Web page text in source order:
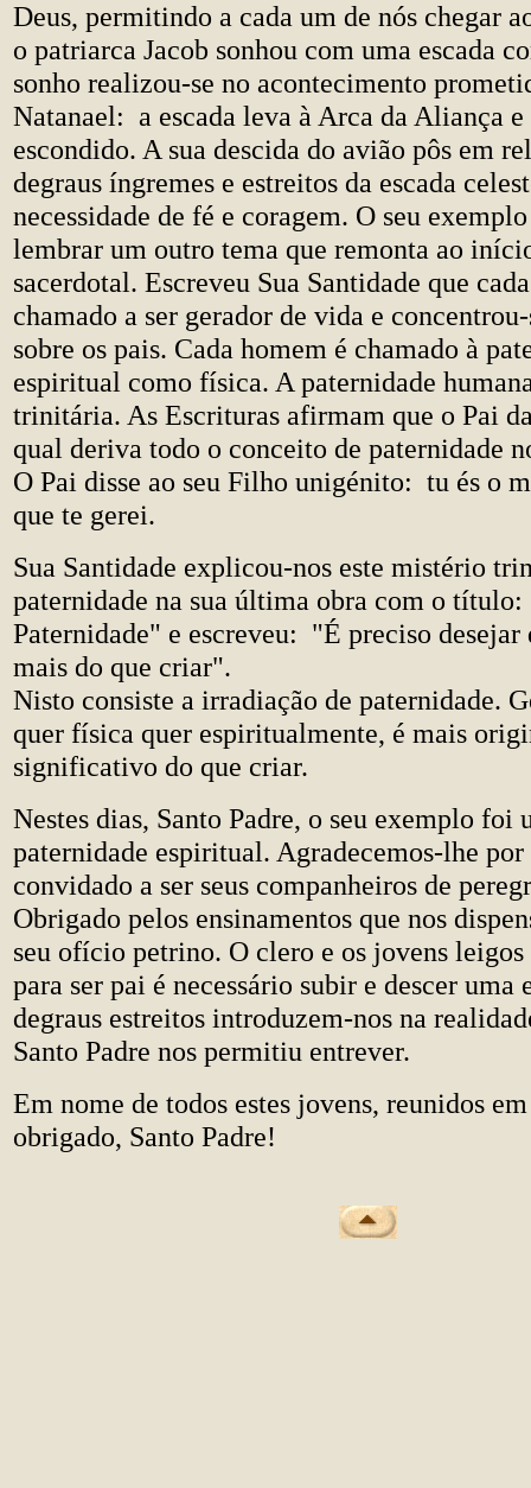
Deus, permitindo a cada um de nós chegar
o patriarca Jacob sonhou com uma escada
sonho realizou-se no acontecimento
Natanael: a escada leva à Arca da Aliança
escondido. A sua descida do avião pôs em
degraus íngremes e estreitos da escada
necessidade de fé e coragem. O seu
lembrar um outro tema que remonta ao
sacerdotal. Escreveu Sua Santidade que
chamado a ser gerador de vida e
sobre os pais. Cada homem é chamado à
espiritual como física. A paternidade
trinitária. As Escrituras afirmam que o Pai
qual deriva todo o conceito de paternidade
O Pai disse ao seu Filho unigénito: tu és o
que te gerei.
Sua Santidade explicou-nos este mistério
paternidade na sua última obra com o
Paternidade" e escreveu: "É preciso desejar
mais do que criar".
Nisto consiste a irradiação de paternidade.
quer física quer espiritualmente, é mais
significativo do que criar.
Nestes dias, Santo Padre, o seu exemplo foi
paternidade espiritual. Agradecemos-lhe por
convidado a ser seus companheiros de
Obrigado pelos ensinamentos que nos
seu ofício petrino. O clero e os jovens leigos
para ser pai é necessário subir e descer uma
degraus estreitos introduzem-nos na
Santo Padre nos permitiu entrever.
Em nome de todos estes jovens, reunidos
obrigado, Santo Padre!